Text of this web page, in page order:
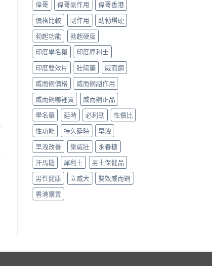
偉哥
偉哥副作用
偉哥香港
價格比較
副作用
助勃增硬
勃起功能
勃起硬度
印度學名藥
印度犀利士
印度雙效片
壯陽藥
威而鋼
威而鋼價格
威而鋼副作用
威而鋼哪裡買
威而鋼正品
學名藥
延時 必利勁
性價比
性功能
持久延時
早洩
早洩改善
樂威壯
永春糖
汗馬糖
犀利士
男士保健品
男性健康
立威大
雙效威而鋼
香港購買